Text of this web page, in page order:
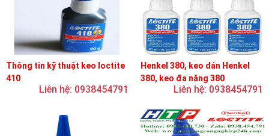
Thông tin kỹ thuật keo loctite
410
Liên hệ: 0938454791
Henkel 380, keo dán Henkel
380, keo đa năng 380
Liên hệ: 0938454791